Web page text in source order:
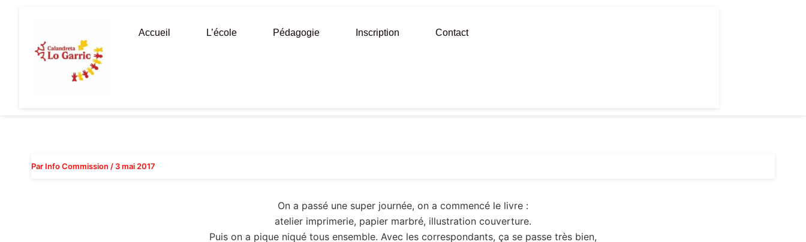
Accueil L’école Pédagogie Inscription Contact
Par Info Commission / 3 mai 2017
On a passé une super journée, on a commencé le livre :
atelier imprimerie, papier marbré, illustration couverture.
Puis on a pique niqué tous ensemble. Avec les correspondants, ça se passe très bien,